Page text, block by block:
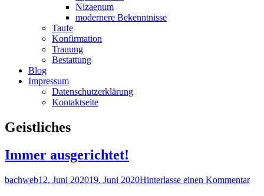
Nizaenum
modernere Bekenntnisse
Taufe
Konfirmation
Trauung
Bestattung
Blog
Impressum
Datenschutzerklärung
Kontaktseite
Kategorie:
Geistliches
Immer ausgerichtet!
Autor
bachwebVeröffentlicht
12. Juni 202019. Juni 2020Hinterlasse einen Kommentarzu